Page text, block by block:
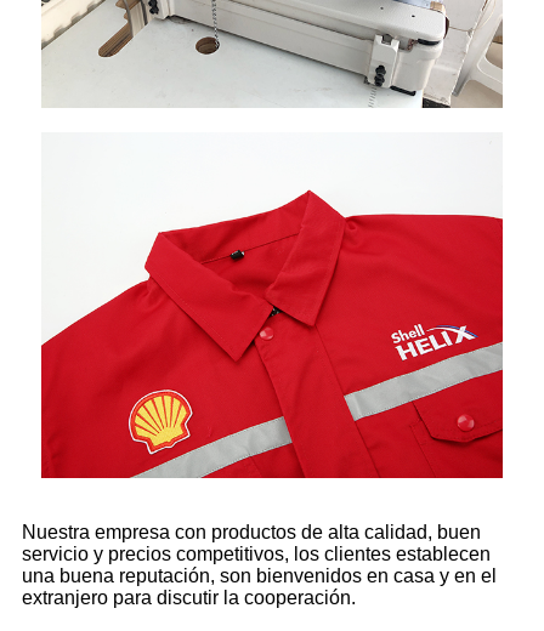
Nuestra empresa con productos de alta calidad, buen
servicio y precios competitivos, los clientes establecen
una buena reputación, son bienvenidos en casa y en el
extranjero para discutir la cooperación.